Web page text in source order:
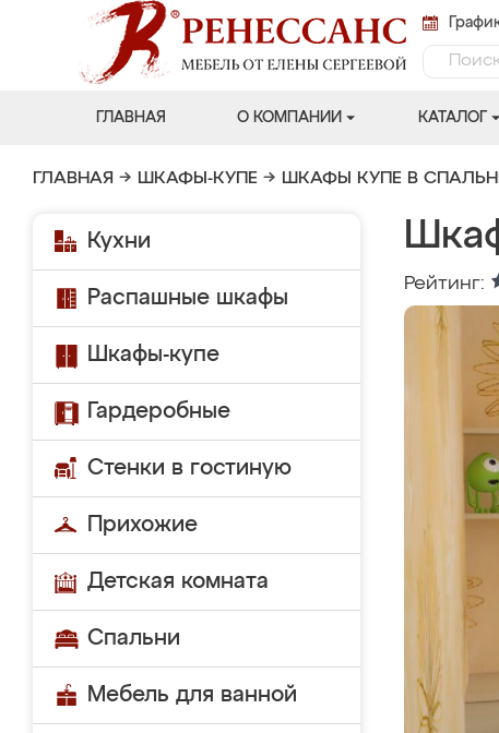
ГЛАВНАЯ О КОМПАНИИ КАТАЛОГ
ГЛАВНАЯ → ШКАФЫ-КУПЕ → ШКАФЫ КУПЕ В
Кухни
Распашные шкафы
Шкафы-купе
Гардеробные
Стенки в гостиную
Прихожие
Детская комната
Спальни
Мебель для ванной
Рейтинг: